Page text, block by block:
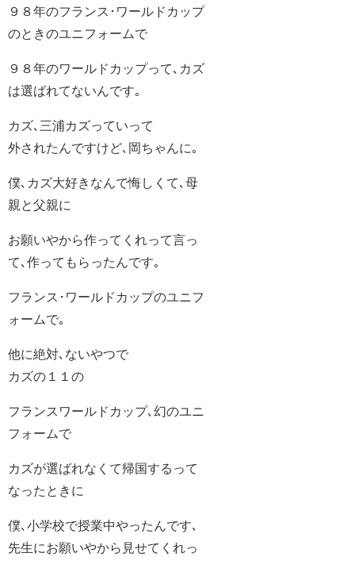
９８年のフランス･ワールドカップ
のときのユニフォームで
９８年のワールドカップって､カズ
は選ばれてないんです｡
カズ､三浦カズっていって
外されたんですけど､岡ちゃんに｡
僕､カズ大好きなんで悔しくて､母
親と父親に
お願いやから作ってくれって言っ
て､作ってもらったんです｡
フランス･ワールドカップのユニフ
ォームで｡
他に絶対､ないやつで
カズの１１の
フランスワールドカップ､幻のユニ
フォームで
カズが選ばれなくて帰国するって
なったときに
僕､小学校で授業中やったんです､
先生にお願いやから見せてくれっ